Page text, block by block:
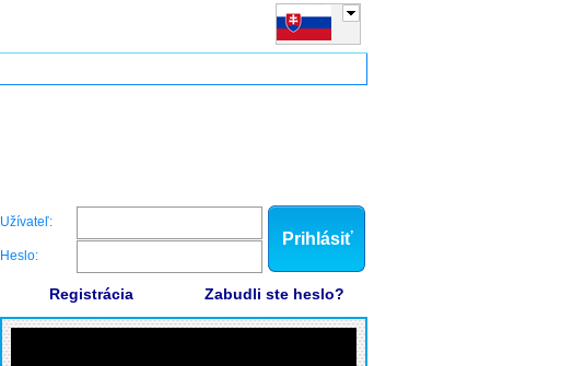
Užívateľ:
Heslo:
Prihlásiť
Registrácia Zabudli ste heslo?